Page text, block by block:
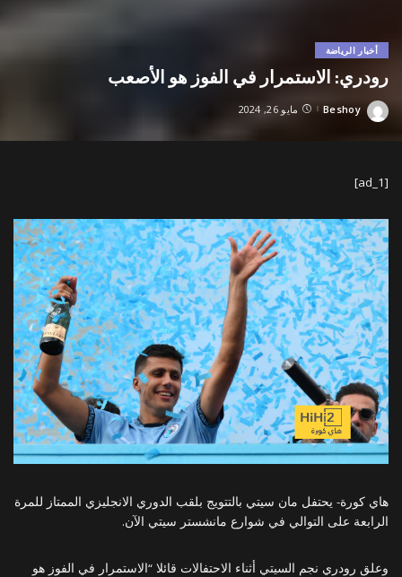
أخبار الرياضة
رودري: الاستمرار في الفوز هو الأصعب
Posted
Beshoy مايو 26, 2024
[ad_1]
هاي كورة- يحتفل مان سيتي بالتتويج بلقب الدوري الانجليزي الممتاز للمرة
الرابعة على التوالي في شوارع مانشستر سيتي الآن.
وعلق رودري نجم السيتي أثناء الاحتفالات قائلا “الاستمرار في الفوز هو